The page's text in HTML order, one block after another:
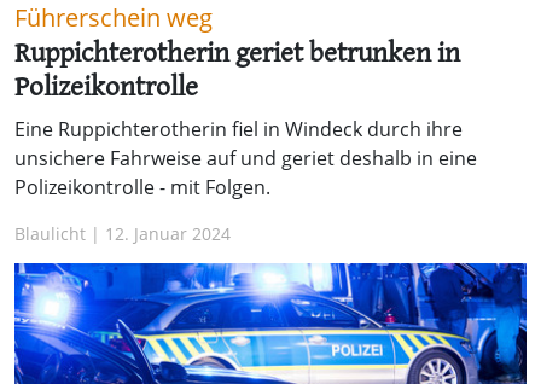
Führerschein weg
Ruppichterotherin geriet betrunken in
Polizeikontrolle
Eine Ruppichterotherin fiel in Windeck durch ihre
unsichere Fahrweise auf und geriet deshalb in eine
Polizeikontrolle - mit Folgen.
Blaulicht | 12. Januar 2024